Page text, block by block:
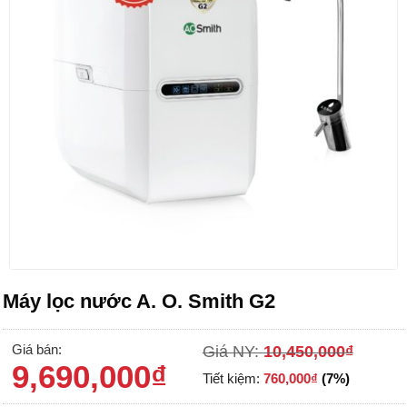
Máy lọc nước A. O. Smith G2
Giá bán:
9,690,000₫
Giá NY:10,450,000₫
Tiết kiệm: 760,000₫ (7%)